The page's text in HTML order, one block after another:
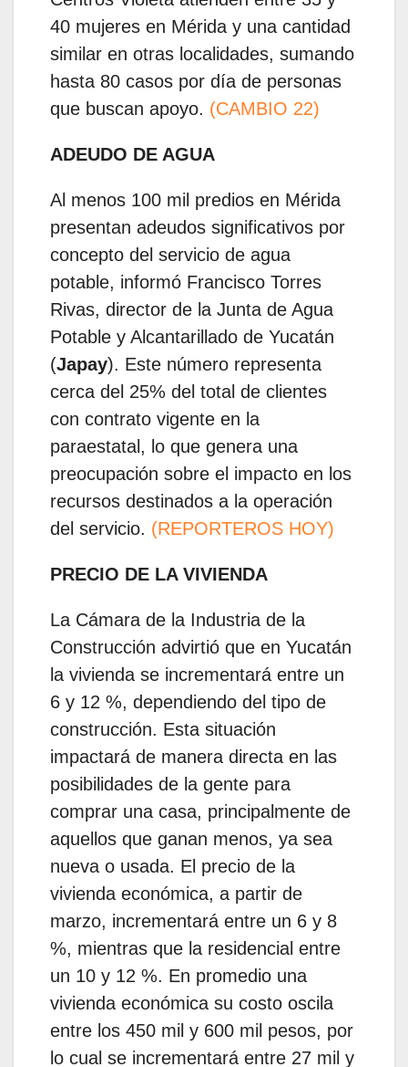
40 mujeres en Mérida y una cantidad
similar en otras localidades, sumando
hasta 80 casos por día de personas
que buscan apoyo. (CAMBIO 22)
ADEUDO DE AGUA
Al menos 100 mil predios en Mérida
presentan adeudos significativos por
concepto del servicio de agua
potable, informó Francisco Torres
Rivas, director de la Junta de Agua
Potable y Alcantarillado de Yucatán
(Japay). Este número representa
cerca del 25% del total de clientes
con contrato vigente en la
paraestatal, lo que genera una
preocupación sobre el impacto en los
recursos destinados a la operación
del servicio. (REPORTEROS HOY)
PRECIO DE LA VIVIENDA
La Cámara de la Industria de la
Construcción advirtió que en Yucatán
la vivienda se incrementará entre un
6 y 12 %, dependiendo del tipo de
construcción. Esta situación
impactará de manera directa en las
posibilidades de la gente para
comprar una casa, principalmente de
aquellos que ganan menos, ya sea
nueva o usada. El precio de la
vivienda económica, a partir de
marzo, incrementará entre un 6 y 8
%, mientras que la residencial entre
un 10 y 12 %. En promedio una
vivienda económica su costo oscila
entre los 450 mil y 600 mil pesos, por
lo cual se incrementará entre 27 mil y